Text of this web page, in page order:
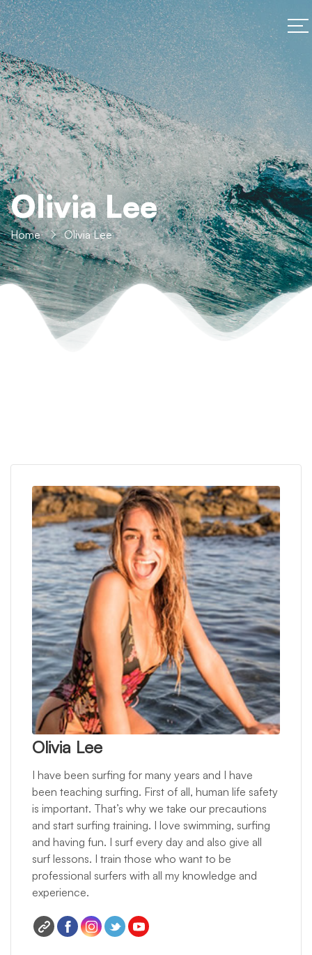
Olivia Lee
Home Olivia Lee
Olivia Lee
I have been surfing for many years and I have
been teaching surfing. First of all, human life safety
is important. That’s why we take our precautions
and start surfing training. I love swimming, surfing
and having fun. I surf every day and also give all
surf lessons. I train those who want to be
professional surfers with all my knowledge and
experience.